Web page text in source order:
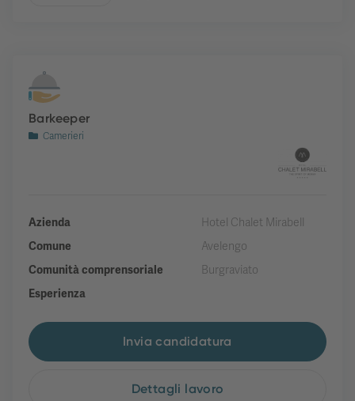
Barkeeper
Camerieri
Azienda
Hotel Chalet Mirabell
Comune
Avelengo
Comunità comprensoriale
Burgraviato
Esperienza
Invia candidatura
Dettagli lavoro